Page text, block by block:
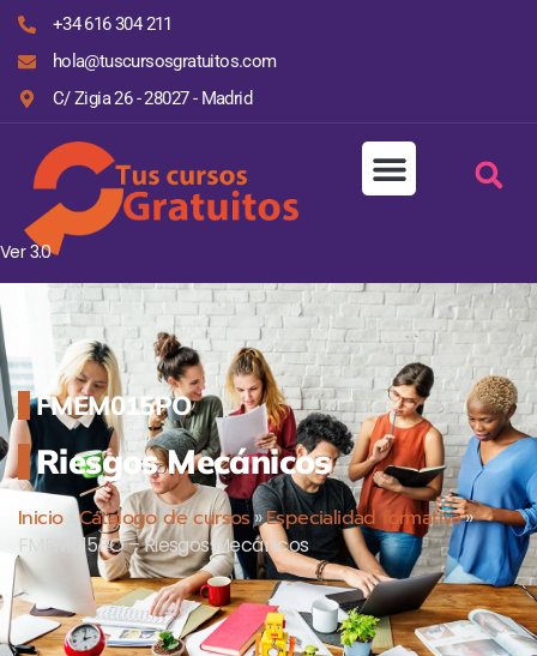
+34 616 304 211
hola@tuscursosgratuitos.com
C/ Zigia 26 - 28027 - Madrid
Ver 3.0
FMEM015PO
Riesgos Mecánicos
Inicio»Cátalogo de cursos»Especialidad formativa»
FMEM015PO – Riesgos Mecánicos